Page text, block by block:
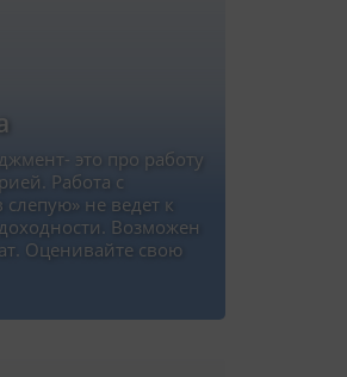
это про работу
Работа с
не ведет к
Возможен
Оценивайте свою